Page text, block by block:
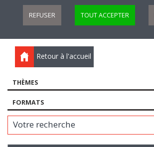
REFUSER TOUT ACCEPTER
Retour à l'accueil
THÈMES
FORMATS
Votre recherche